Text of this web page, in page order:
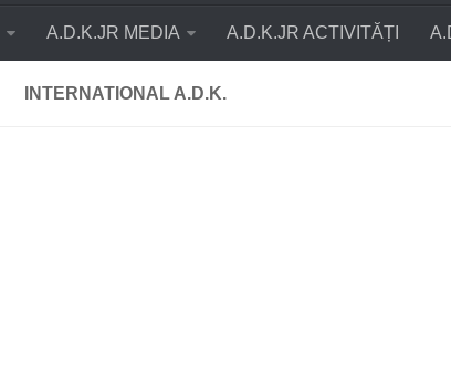
A.D.K.JR MEDIA A.D.K.JR ACTIVITĂȚI
INTERNATIONAL A.D.K.